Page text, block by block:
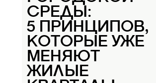
СРЕДЫ:
5 ПРИНЦИПОВ,
КОТОРЫЕ УЖЕ
МЕНЯЮТ
ЖИЛЫЕ